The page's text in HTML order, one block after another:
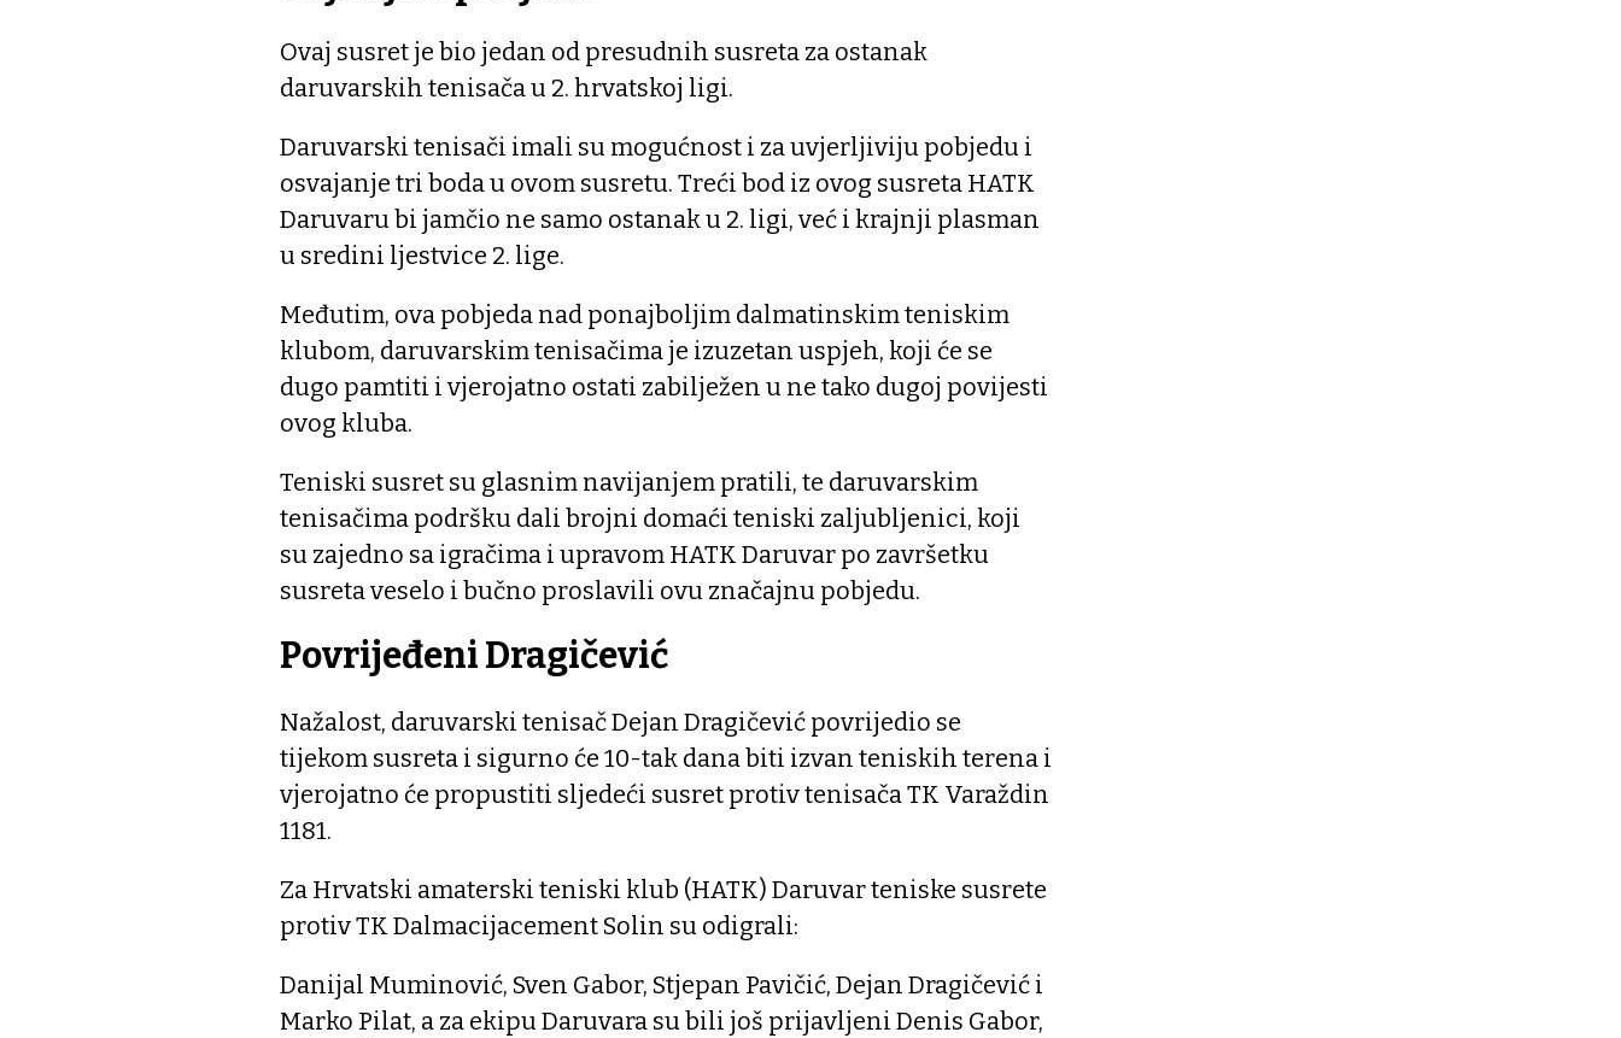
Ovaj susret je bio jedan od presudnih susreta za ostanak
daruvarskih tenisača u 2. hrvatskoj ligi.
Daruvarski tenisači imali su mogućnost i za uvjerljiviju pobjedu i
osvajanje tri boda u ovom susretu. Treći bod iz ovog susreta HATK
Daruvaru bi jamčio ne samo ostanak u 2. ligi, već i krajnji plasman
u sredini ljestvice 2. lige.
Međutim, ova pobjeda nad ponajboljim dalmatinskim teniskim
klubom, daruvarskim tenisačima je izuzetan uspjeh, koji će se
dugo pamtiti i vjerojatno ostati zabilježen u ne tako dugoj povijesti
ovog kluba.
Teniski susret su glasnim navijanjem pratili, te daruvarskim
tenisačima podršku dali brojni domaći teniski zaljubljenici, koji
su zajedno sa igračima i upravom HATK Daruvar po završetku
susreta veselo i bučno proslavili ovu značajnu pobjedu.
Povrijeđeni Dragičević
Nažalost, daruvarski tenisač Dejan Dragičević povrijedio se
tijekom susreta i sigurno će 10-tak dana biti izvan teniskih terena i
vjerojatno će propustiti sljedeći susret protiv tenisača TK Varaždin
1181.
Za Hrvatski amaterski teniski klub (HATK) Daruvar teniske susrete
protiv TK Dalmacijacement Solin su odigrali:
Danijal Muminović, Sven Gabor, Stjepan Pavičić, Dejan Dragičević i
Marko Pilat, a za ekipu Daruvara su bili još prijavljeni Denis Gabor,